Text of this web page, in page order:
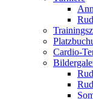
Cardio-